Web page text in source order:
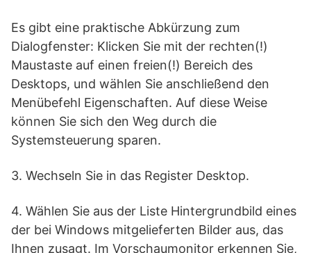
Es gibt eine praktische Abkürzung zum
Dialogfenster: Klicken Sie mit der rechten(!)
Maustaste auf einen freien(!) Bereich des
Desktops, und wählen Sie anschließend den
Menübefehl Eigenschaften. Auf diese Weise
können Sie sich den Weg durch die
Systemsteuerung sparen.
3. Wechseln Sie in das Register Desktop.
4. Wählen Sie aus der Liste Hintergrundbild eines
der bei Windows mitgelieferten Bilder aus, das
Ihnen zusagt. Im Vorschaumonitor erkennen Sie,